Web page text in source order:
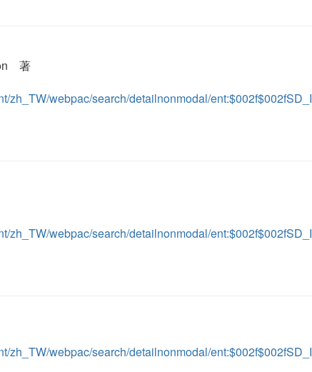
著
zh_TW/webpac/search/detailnonmodal/
zh_TW/webpac/search/detailnonmodal/
zh_TW/webpac/search/detailnonmodal/